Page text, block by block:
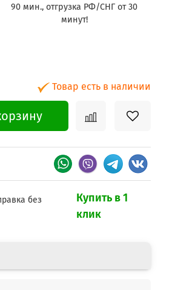
90 мин., отгрузка РФ/СНГ от 30
минут!
Товар есть в наличии
без
Купить в 1
клик